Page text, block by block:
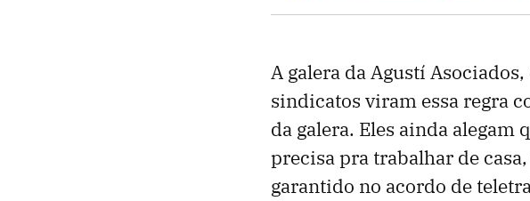
A galera da Agustí
sindicatos viram essa regra
da galera. Eles ainda alegam
precisa pra trabalhar de
garantido no acordo de